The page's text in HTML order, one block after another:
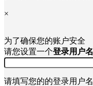
×
为了确保您的账户安全
请您设置一个登录用户名
请填写您的的登录用户名